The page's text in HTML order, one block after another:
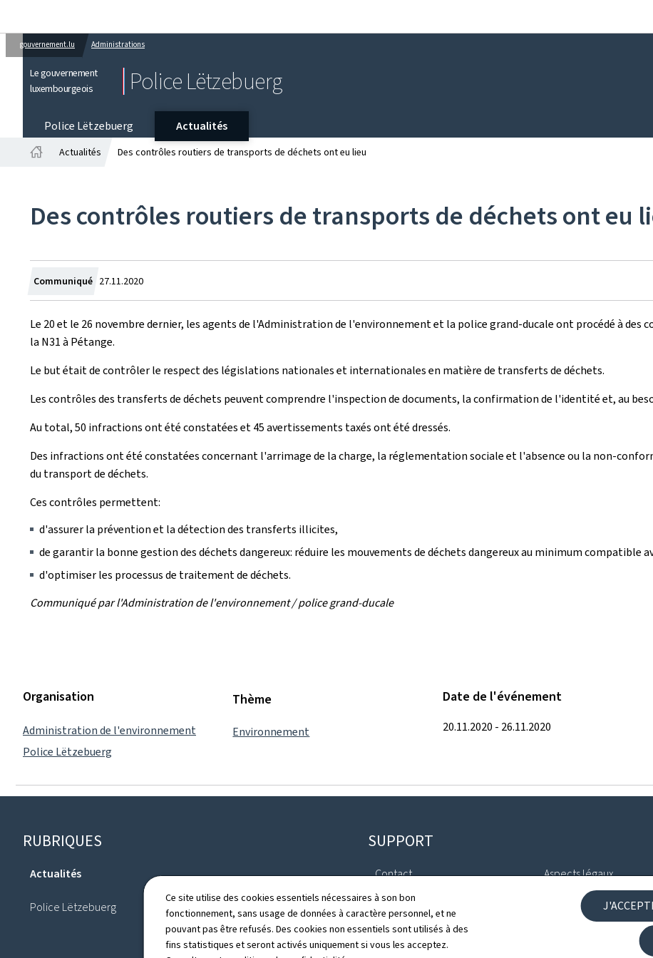
Ce site utilise des cookies essentiels nécessaires à son bon
fonctionnement, sans usage de données à caractère personnel, et ne
pouvant pas être refusés. Des cookies non essentiels sont utilisés à des
fins statistiques et seront activés uniquement si vous les acceptez.
gouvernement.lu Administrations
Le gouvernement
luxembourgeois
Police Lëtzebuerg
Police Lëtzebuerg
Actualités
Actualités Des contrôles routiers de transports de déchets ont eu lieu
Des contrôles routiers de transports de déchets ont eu
Communiqué Crée
le
27.11.2020
Le 20 et le 26 novembre dernier, les agents de l'Administration de l'environnement et la police grand-ducale ont procédé à des
la N31 à Pétange.
Le but était de contrôler le respect des législations nationales et internationales en matière de transferts de déchets.
Les contrôles des transferts de déchets peuvent comprendre l'inspection de documents, la confirmation de l'identité et, au
Au total, 50 infractions ont été constatées et 45 avertissements taxés ont été dressés.
Des infractions ont été constatées concernant l'arrimage de la charge, la réglementation sociale et l'absence ou la non-
du transport de déchets.
Ces contrôles permettent:
d'assurer la prévention et la détection des transferts illicites,
de garantir la bonne gestion des déchets dangereux: réduire les mouvements de déchets dangereux au minimum
d'optimiser les processus de traitement de déchets.
Communiqué par l'Administration de l'environnement / police grand-ducale
Organisation
Administration de l'environnement
Police Lëtzebuerg
Thème
Environnement
Date de l'événement
20.11.2020 - 26.11.2020
Pied
de
RUBRIQUES
Actualités
Police Lëtzebuerg
SUPPORT
Contact
Plan du site
À propos du site
Aspects légaux
Déclaration